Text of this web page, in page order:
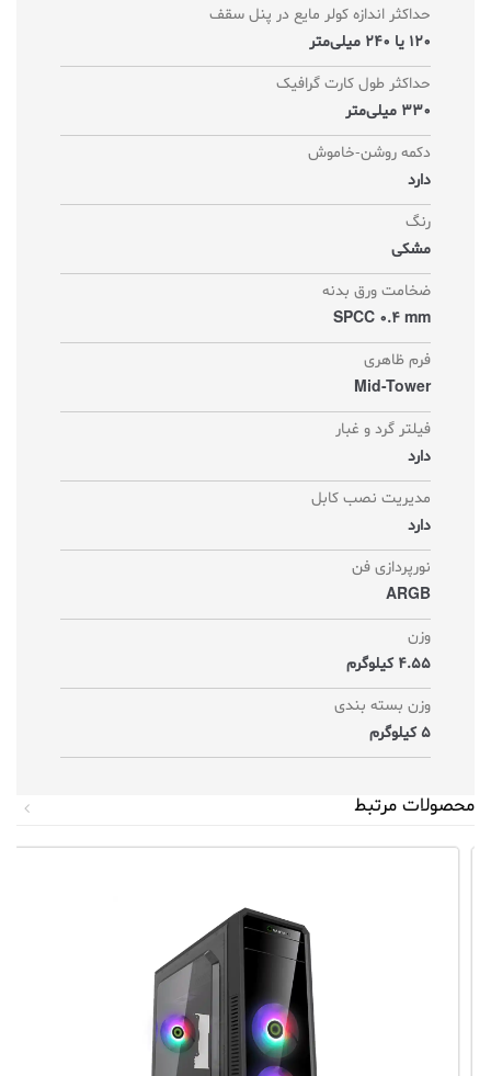
حداکثر اندازه کولر‌ مایع در پنل سقف
120 یا 240 میلی‌متر
حداکثر طول کارت گرافیک
330 میلی‌متر
دکمه روشن-خاموش
دارد
رنگ
مشکی
ضخامت ورق بدنه
SPCC 0.4 mm
فرم ظاهری
Mid-Tower
فیلتر گرد و غبار
دارد
مدیریت نصب کابل
دارد
نورپردازی فن
ARGB
وزن
4.55 کیلوگرم
وزن بسته بندی
5 کیلوگرم
محصولات مرتبط